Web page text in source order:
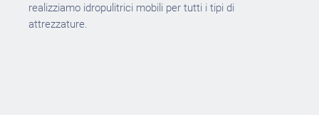
realizziamo idropulitrici mobili per tutti i tipi di
attrezzature.